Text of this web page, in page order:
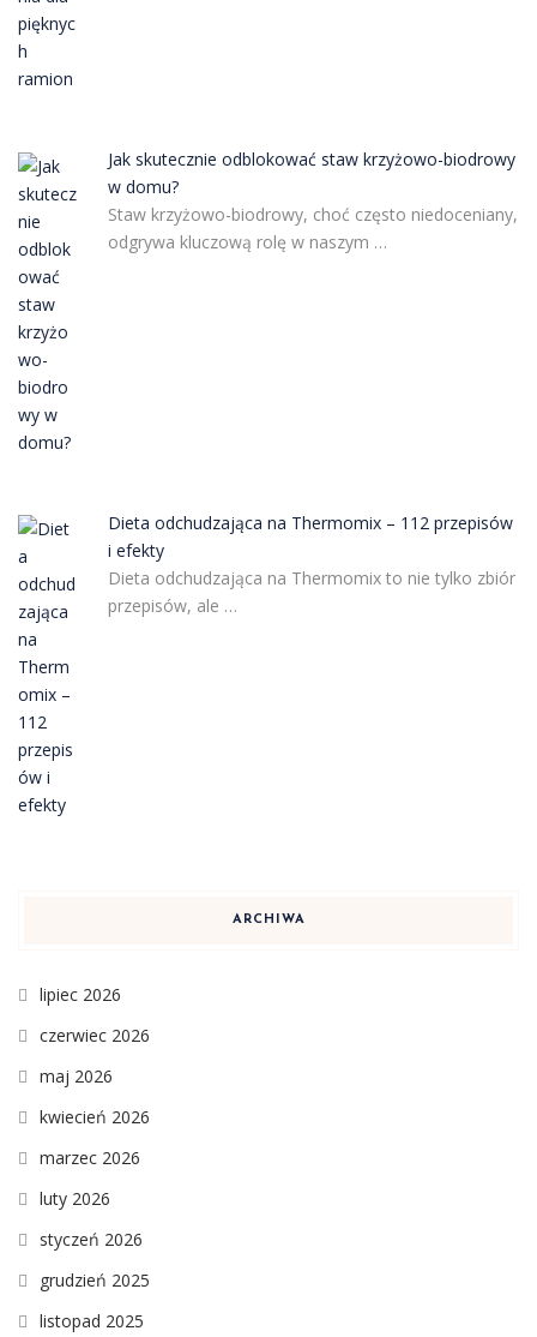
Jak skutecznie odblokować staw krzyżowo-biodrowy
w domu?
Staw krzyżowo-biodrowy, choć często niedoceniany,
odgrywa kluczową rolę w naszym …
Dieta odchudzająca na Thermomix – 112 przepisów
i efekty
Dieta odchudzająca na Thermomix to nie tylko zbiór
przepisów, ale …
ARCHIWA
lipiec 2026
czerwiec 2026
maj 2026
kwiecień 2026
marzec 2026
luty 2026
styczeń 2026
grudzień 2025
listopad 2025